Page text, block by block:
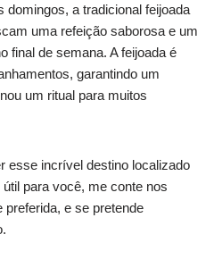
domingos, a tradicional feijoada
uma refeição saborosa e um
final de semana. A feijoada é
garantindo um
um ritual para muitos
esse incrível destino localizado
para você, me conte nos
preferida, e se pretende